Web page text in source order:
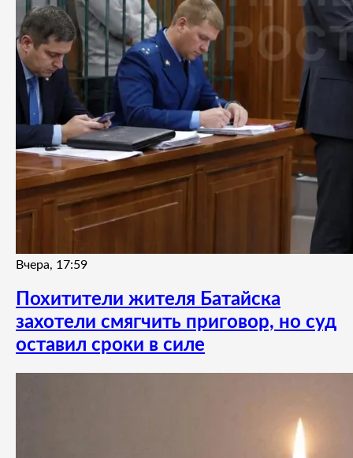
Вчера, 17:59
Похитители жителя Батайска
захотели смягчить приговор, но суд
оставил сроки в силе